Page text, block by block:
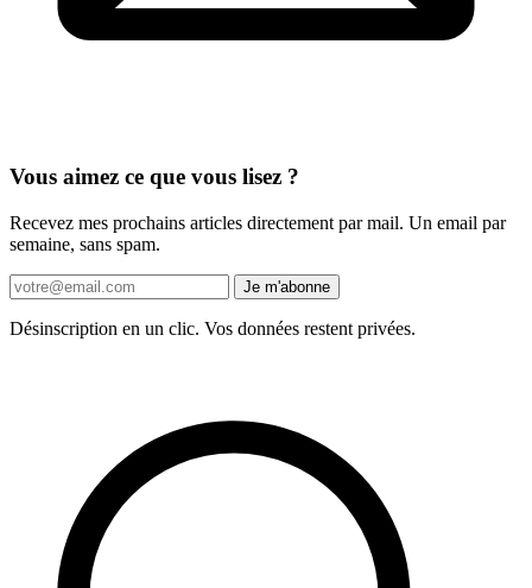
Vous aimez ce que vous lisez ?
Recevez mes prochains articles directement par mail. Un email par
semaine, sans spam.
Je m'abonne
Désinscription en un clic. Vos données restent privées.